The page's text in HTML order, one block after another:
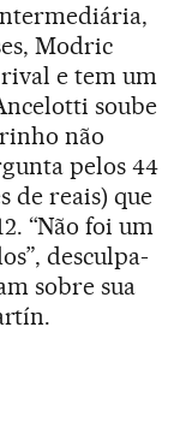
Modric
rival e tem um
soube
não
pelos 44
de reais) que
“Não foi um
desculpa-
sobre sua